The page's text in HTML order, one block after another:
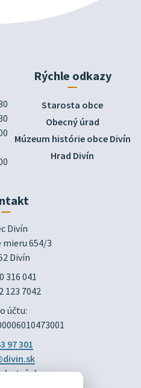
Rýchle odkazy
Starosta obce
Obecný úrad
Múzeum histórie obce Divín
Hrad Divín
Divín
654/3
Divín
316 041
123 7042
účtu:
97 301
stránka